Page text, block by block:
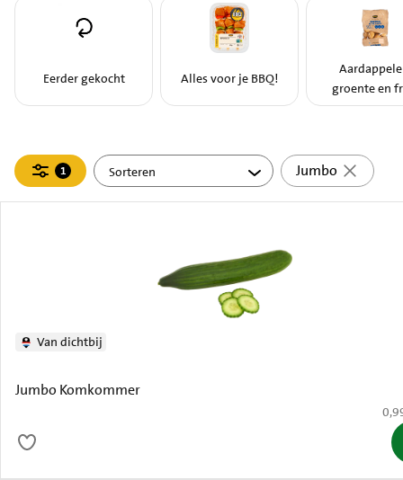
Eerder gekocht Alles voor je BBQ!
groente en
Filteren
1
actief
Jumbo
Jumbo Komkommer
Van dichtbij
€